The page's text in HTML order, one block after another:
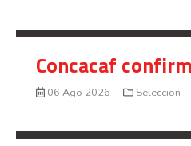
Concacaf
06 Ago 2026 Seleccion